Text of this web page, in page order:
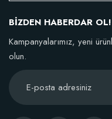
BİZDEN HABERDAR OL!
Kampanyalarımız, yeni
olun.